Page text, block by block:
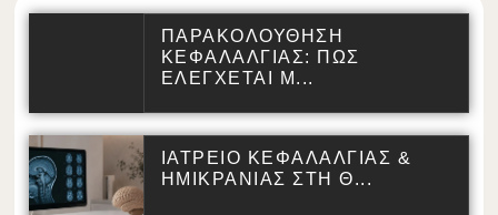
ΠΑΡΑΚΟΛΟΥΘΗΣΗ
ΚΕΦΑΛΑΛΓΙΑΣ: ΠΩΣ
ΕΛΕΓΧΕΤΑΙ Μ...
ΙΑΤΡΕΙΟ ΚΕΦΑΛΑΛΓΙΑΣ &
ΗΜΙΚΡΑΝΙΑΣ ΣΤΗ Θ...